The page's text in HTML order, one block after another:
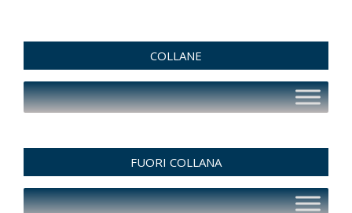
€16.00
Le
possono
essere
nella
pagina
del
prodotto
COLLANE
FUORI COLLANA